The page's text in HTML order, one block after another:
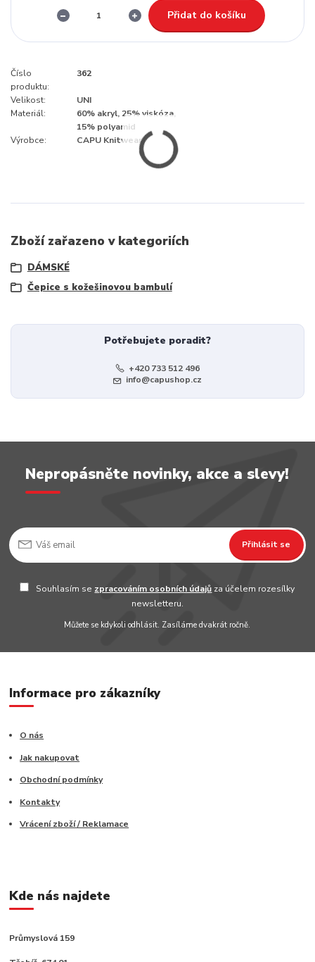
Přidat do košíku
Číslo
produktu:
362
Velikost:
UNI
Materiál:
60% akryl, 25% viskóza,
15% polyamid
Výrobce:
CAPU Knitwear
Zboží zařazeno v kategoriích
DÁMSKÉ
Čepice s kožešinovou bambulí
Potřebujete poradit?
+420 733 512 496
info@capushop.cz
Nepropásněte novinky, akce a slevy!
Přihlásit se
Souhlasím se zpracováním osobních údajů za účelem rozesílky
newsletteru.
Můžete se kdykoli odhlásit. Zasíláme dvakrát ročně.
Informace pro zákazníky
O nás
Jak nakupovat
Obchodní podmínky
Kontakty
Vrácení zboží / Reklamace
Kde nás najdete
Průmyslová 159